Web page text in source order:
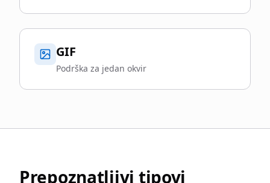
GIF
Podrška za jedan okvir
Prepoznatljivi tipovi